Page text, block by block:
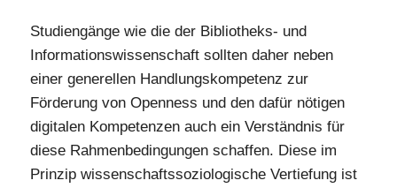
Studiengänge wie die der Bibliotheks- und
Informationswissenschaft sollten daher neben
einer generellen Handlungskompetenz zur
Förderung von Openness und den dafür nötigen
digitalen Kompetenzen auch ein Verständnis für
diese Rahmenbedingungen schaffen. Diese im
Prinzip wissenschaftssoziologische Vertiefung ist